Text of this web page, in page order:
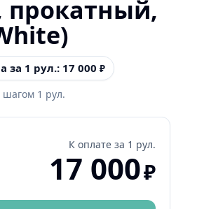
прокатный,
за 1 рул.: 17 000 ₽
шагом 1 рул.
К оплате за 1 рул.
17 000₽